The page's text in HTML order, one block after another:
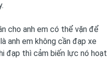
cho anh em có thể vặn để
anh em không cần đạp xe
đạp thì cảm biến lực nó hoạt